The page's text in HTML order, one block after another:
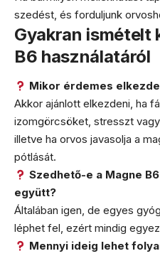
szedést, és forduljunk
Gyakran ismételt
B6 használatáról
Mikor érdemes
Akkor ajánlott elkezdeni, ha
izomgörcsöket, stresszt
illetve ha orvos javasolja a
pótlását.
Szedhető-e a Magne
együtt?
Általában igen, de egyes
léphet fel, ezért mindig
Mennyi ideig lehet